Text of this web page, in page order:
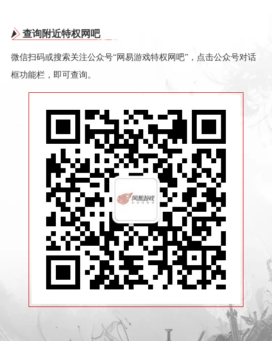
查询附近特权网吧
微信扫码或搜索关注公众号“网易游戏特权网吧”，点击公众号对话
框功能栏，即可查询。